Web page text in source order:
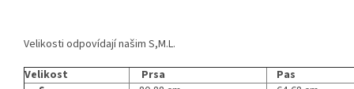
Velikosti odpovídají našim S,M.L.
Velikost
Prsa
Pas